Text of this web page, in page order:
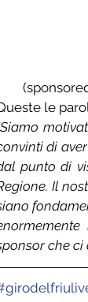
le
di
punto di
Il
che ci